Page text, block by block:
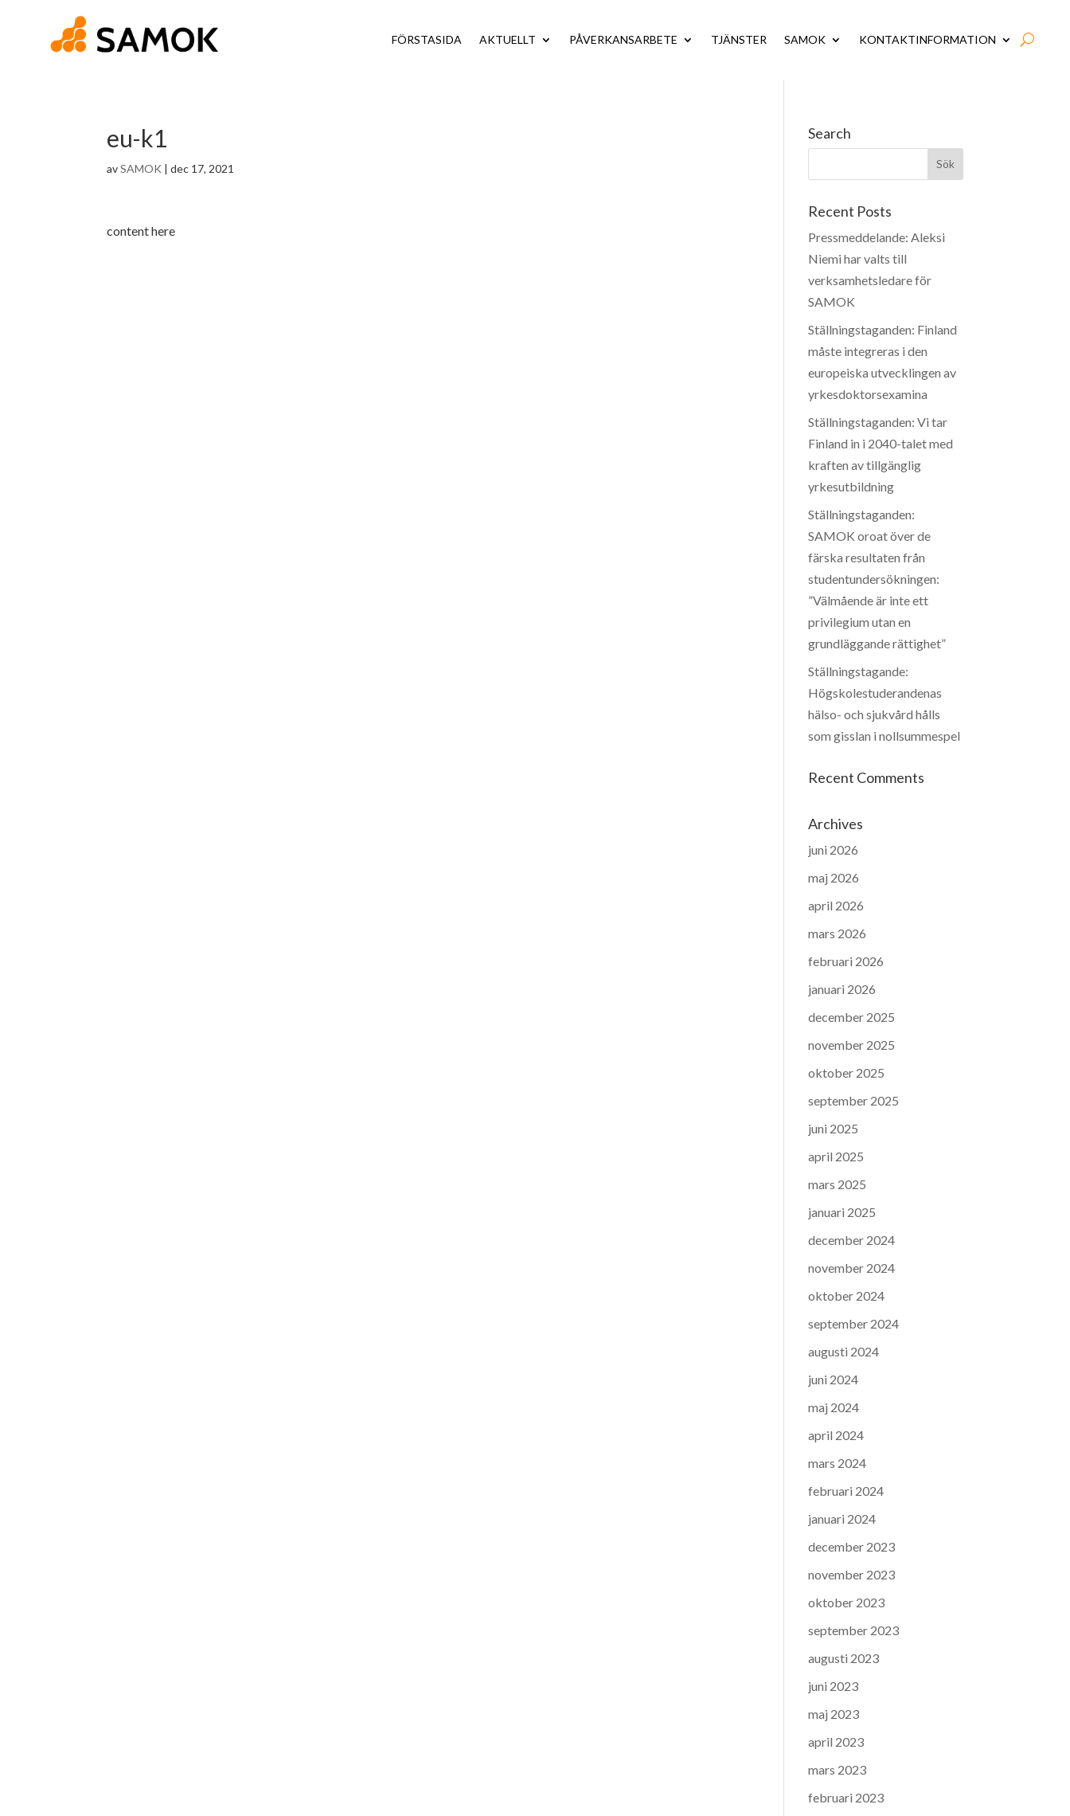
FÖRSTASIDA AKTUELLT PÅVERKANSARBETE TJÄNSTER SAMOK KONTAKTINFORMATION
eu-k1
avSAMOK |dec 17, 2021
content here
Search
Recent Posts
Pressmeddelande: Aleksi
Niemi har valts till
verksamhetsledare för
SAMOK
Ställningstaganden: Finland
måste integreras i den
europeiska utvecklingen av
yrkesdoktorsexamina
Ställningstaganden: Vi tar
Finland in i 2040-talet med
kraften av tillgänglig
yrkesutbildning
Ställningstaganden:
SAMOK oroat över de
färska resultaten från
studentundersökningen:
”Välmående är inte ett
privilegium utan en
grundläggande rättighet”
Ställningstagande:
Högskolestuderandenas
hälso- och sjukvård hålls
som gisslan i nollsummespel
Recent Comments
Archives
juni 2026
maj 2026
april 2026
mars 2026
februari 2026
januari 2026
december 2025
november 2025
oktober 2025
september 2025
juni 2025
april 2025
mars 2025
januari 2025
december 2024
november 2024
oktober 2024
september 2024
augusti 2024
juni 2024
maj 2024
april 2024
mars 2024
februari 2024
januari 2024
december 2023
november 2023
oktober 2023
september 2023
augusti 2023
juni 2023
maj 2023
april 2023
mars 2023
februari 2023